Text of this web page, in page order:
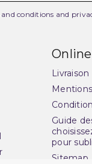
conditions and
Livraison
Guide
pour
Sitemap